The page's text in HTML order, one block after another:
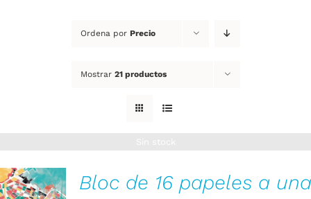
Ordena por Precio
Mostrar 21 productos
Bloc de 16 papeles a